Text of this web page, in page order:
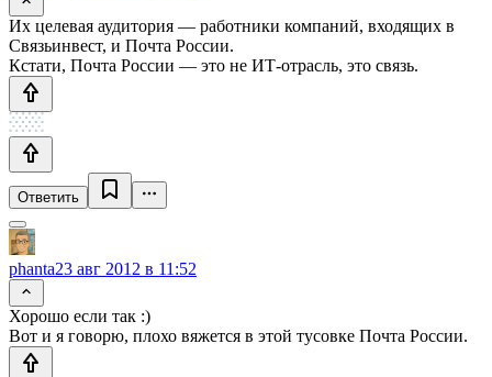
Их целевая аудитория — работники компаний, входящих в
Связьинвест, и Почта России.
Кстати, Почта России — это не ИТ-отрасль, это связь.
Ответить
phanta23 авг 2012 в 11:52
Хорошо если так :)
Вот и я говорю, плохо вяжется в этой тусовке Почта России.